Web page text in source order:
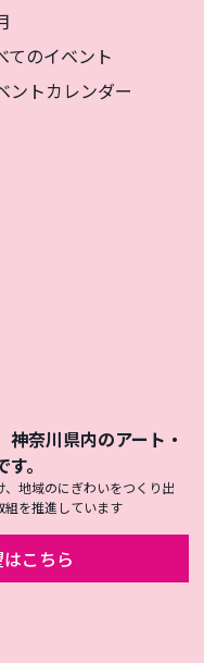
てのイベント
ントカレンダー
神奈川県内のアート・
。
地域のにぎわいをつくり出
組を推進しています
こちら